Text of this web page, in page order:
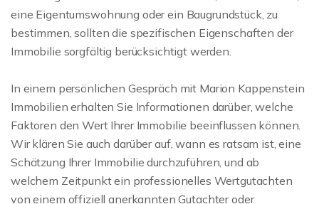
eine Eigentumswohnung oder ein Baugrundstück, zu
bestimmen, sollten die spezifischen Eigenschaften der
Immobilie sorgfältig berücksichtigt werden.
In einem persönlichen Gespräch mit Marion Kappenstein
Immobilien erhalten Sie Informationen darüber, welche
Faktoren den Wert Ihrer Immobilie beeinflussen können.
Wir klären Sie auch darüber auf, wann es ratsam ist, eine
Schätzung Ihrer Immobilie durchzuführen, und ab
welchem Zeitpunkt ein professionelles Wertgutachten
von einem offiziell anerkannten Gutachter oder